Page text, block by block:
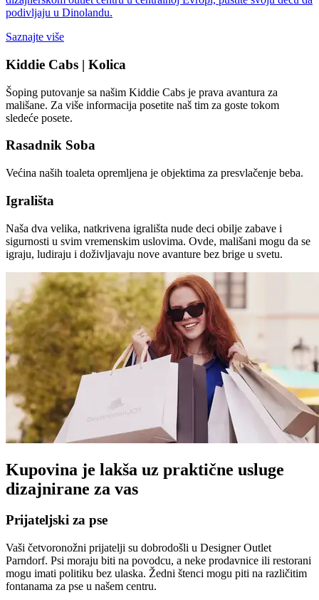
podivljaju u Dinolandu.
Saznajte više
Kiddie Cabs | Kolica
Šoping putovanje sa našim Kiddie Cabs je prava avantura za
mališane. Za više informacija posetite naš tim za goste tokom
sledeće posete.
Rasadnik Soba
Većina naših toaleta opremljena je objektima za presvlačenje beba.
Igrališta
Naša dva velika, natkrivena igrališta nude deci obilje zabave i
sigurnosti u svim vremenskim uslovima. Ovde, mališani mogu da se
igraju, ludiraju i doživljavaju nove avanture bez brige u svetu.
Kupovina je lakša uz praktične usluge
dizajnirane za vas
Prijateljski za pse
Vaši četvoronožni prijatelji su dobrodošli u Designer Outlet
Parndorf. Psi moraju biti na povodcu, a neke prodavnice ili restorani
mogu imati politiku bez ulaska. Žedni štenci mogu piti na različitim
fontanama za pse u našem centru.